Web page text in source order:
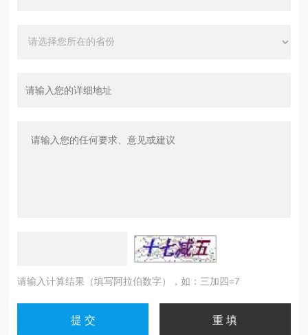
请输入计算结果（填写阿拉伯数字），如：三加四=7